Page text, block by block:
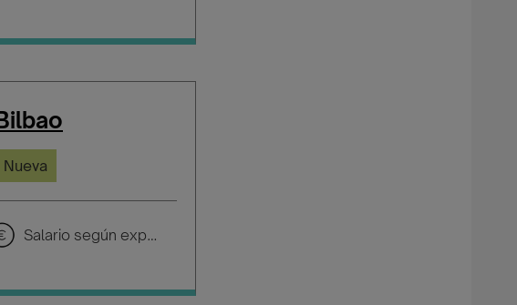
Nueva
Salario según experiencia